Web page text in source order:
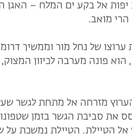
אל בקע ים המלח – האגן
מואב.
של נחל מור וממשיך
הוא פונה מערבה לכיוון
מזרחה אל מתחת לגשר
את סביבת הגשר בזמן
אל הטיילת. הטיילת נמשכת על